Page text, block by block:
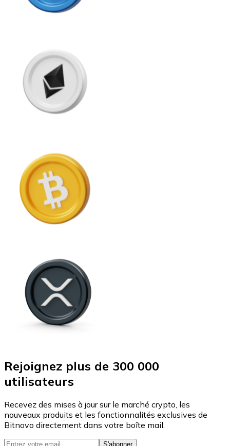
Rejoignez plus de 300 000
utilisateurs
Recevez des mises à jour sur le marché crypto, les
nouveaux produits et les fonctionnalités exclusives de
Bitnovo directement dans votre boîte mail.
S'abonner